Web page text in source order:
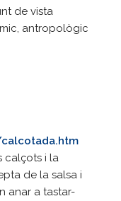
de vista
antropològic
calçots i la
de la salsa i
anar a tastar-